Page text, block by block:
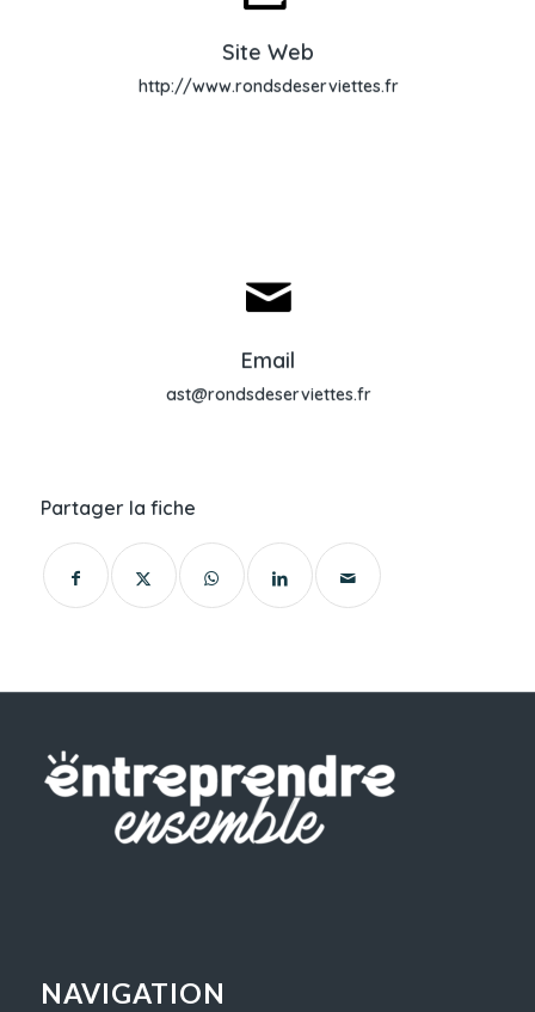
Site Web
http://www.rondsdeserviettes.fr
Email
ast@rondsdeserviettes.fr
Partager la fiche
NAVIGATION